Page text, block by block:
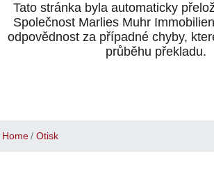
Tato stránka byla automaticky
Společnost Marlies Muhr
odpovědnost za případné chyby,
průběhu překladu.
Home Otisk